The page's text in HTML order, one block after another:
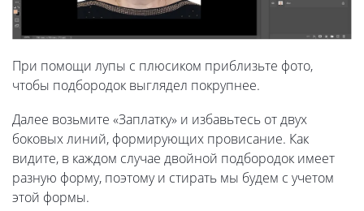
При помощи лупы с плюсиком приблизьте фото,
чтобы подбородок выглядел покрупнее.
Далее возьмите «Заплатку» и избавьтесь от двух
боковых линий, формирующих провисание. Как
видите, в каждом случае двойной подбородок имеет
разную форму, поэтому и стирать мы будем с учетом
этой формы.